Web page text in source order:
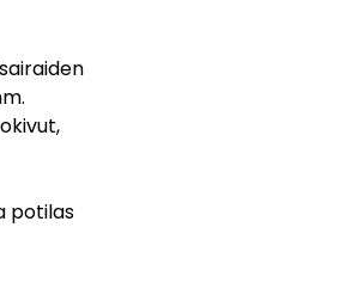
potilas